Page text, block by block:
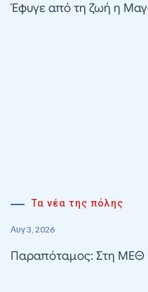
Έφυγε από τη ζωή η
Τα νέα της πόλης
Αυγ 3, 2026
Παραπόταμος: Στη ΜΕΘ